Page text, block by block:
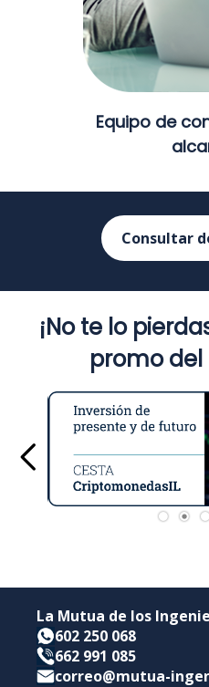
Equipo de
Consultar
¡No te lo
promo
La Mutua de los
602 250 068
662 991 085
correo@mutua-